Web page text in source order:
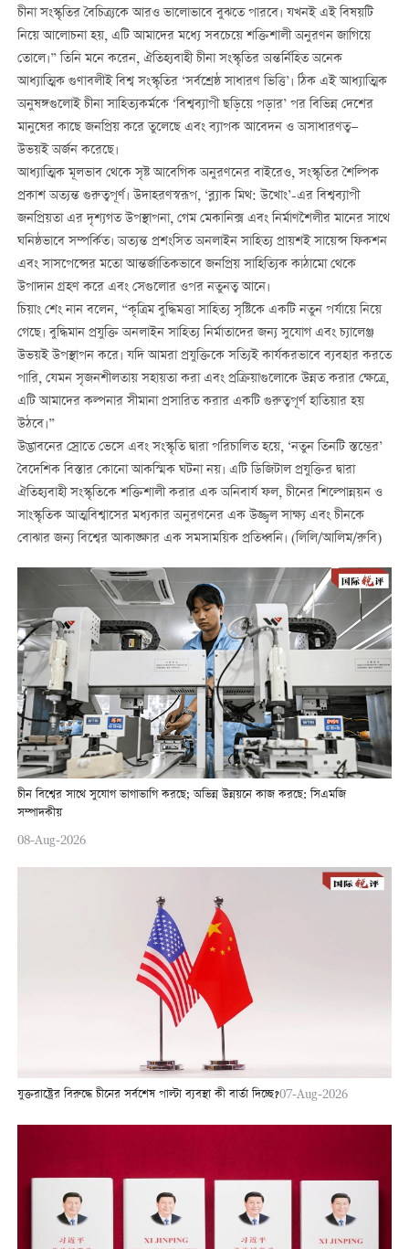
চীনা সংস্কৃতির বৈচিত্র্যকে আরও ভালোভাবে বুঝতে পারবে। যখনই এই বিষয়টি
নিয়ে আলোচনা হয়, এটি আমাদের মধ্যে সবচেয়ে শক্তিশালী অনুরণন জাগিয়ে
তোলে।” তিনি মনে করেন, ঐতিহ্যবাহী চীনা সংস্কৃতির অন্তর্নিহিত অনেক
আধ্যাত্মিক গুণাবলীই বিশ্ব সংস্কৃতির ‘সর্বশ্রেষ্ঠ সাধারণ ভিত্তি’। ঠিক এই আধ্যাত্মিক
অনুষঙ্গগুলোই চীনা সাহিত্যকর্মকে ‘বিশ্বব্যাপী ছড়িয়ে পড়ার’ পর বিভিন্ন দেশের
মানুষের কাছে জনপ্রিয় করে তুলেছে এবং ব্যাপক আবেদন ও অসাধারণত্ব—
উভয়ই অর্জন করেছে।
আধ্যাত্মিক মূলভাব থেকে সৃষ্ট আবেগিক অনুরণনের বাইরেও, সংস্কৃতির শৈল্পিক
প্রকাশ অত্যন্ত গুরুত্বপূর্ণ। উদাহরণস্বরূপ, ‘ব্ল্যাক মিথ: উখোং’-এর বিশ্বব্যাপী
জনপ্রিয়তা এর দৃশ্যগত উপস্থাপনা, গেম মেকানিক্স এবং নির্মাণশৈলীর মানের সাথে
ঘনিষ্ঠভাবে সম্পর্কিত। অত্যন্ত প্রশংসিত অনলাইন সাহিত্য প্রায়শই সায়েন্স ফিকশন
এবং সাসপেন্সের মতো আন্তর্জাতিকভাবে জনপ্রিয় সাহিত্যিক কাঠামো থেকে
উপাদান গ্রহণ করে এবং সেগুলোর ওপর নতুনত্ব আনে।
চিয়াং শেং নান বলেন, “কৃত্রিম বুদ্ধিমত্তা সাহিত্য সৃষ্টিকে একটি নতুন পর্যায়ে নিয়ে
গেছে। বুদ্ধিমান প্রযুক্তি অনলাইন সাহিত্য নির্মাতাদের জন্য সুযোগ এবং চ্যালেঞ্জ
উভয়ই উপস্থাপন করে। যদি আমরা প্রযুক্তিকে সত্যিই কার্যকরভাবে ব্যবহার করতে
পারি, যেমন সৃজনশীলতায় সহায়তা করা এবং প্রক্রিয়াগুলোকে উন্নত করার ক্ষেত্রে,
এটি আমাদের কল্পনার সীমানা প্রসারিত করার একটি গুরুত্বপূর্ণ হাতিয়ার হয়
উঠবে।”
উদ্ভাবনের স্রোতে ভেসে এবং সংস্কৃতি দ্বারা পরিচালিত হয়ে, ‘নতুন তিনটি স্তম্ভের’
বৈদেশিক বিস্তার কোনো আকস্মিক ঘটনা নয়। এটি ডিজিটাল প্রযুক্তির দ্বারা
ঐতিহ্যবাহী সংস্কৃতিকে শক্তিশালী করার এক অনিবার্য ফল, চীনের শিল্পোন্নয়ন ও
সাংস্কৃতিক আত্মবিশ্বাসের মধ্যকার অনুরণনের এক উজ্জ্বল সাক্ষ্য এবং চীনকে
বোঝার জন্য বিশ্বের আকাঙ্ক্ষার এক সমসাময়িক প্রতিধ্বনি। (লিলি/আলিম/রুবি)
চীন বিশ্বের সাথে সুযোগ ভাগাভাগি করছে; অভিন্ন উন্নয়নে কাজ করছে: সিএমজি
সম্পাদকীয়
08-Aug-2026
যুক্তরাষ্ট্রের বিরুদ্ধে চীনের সর্বশেষ পাল্টা ব্যবস্থা কী বার্তা দিচ্ছে?07-Aug-2026